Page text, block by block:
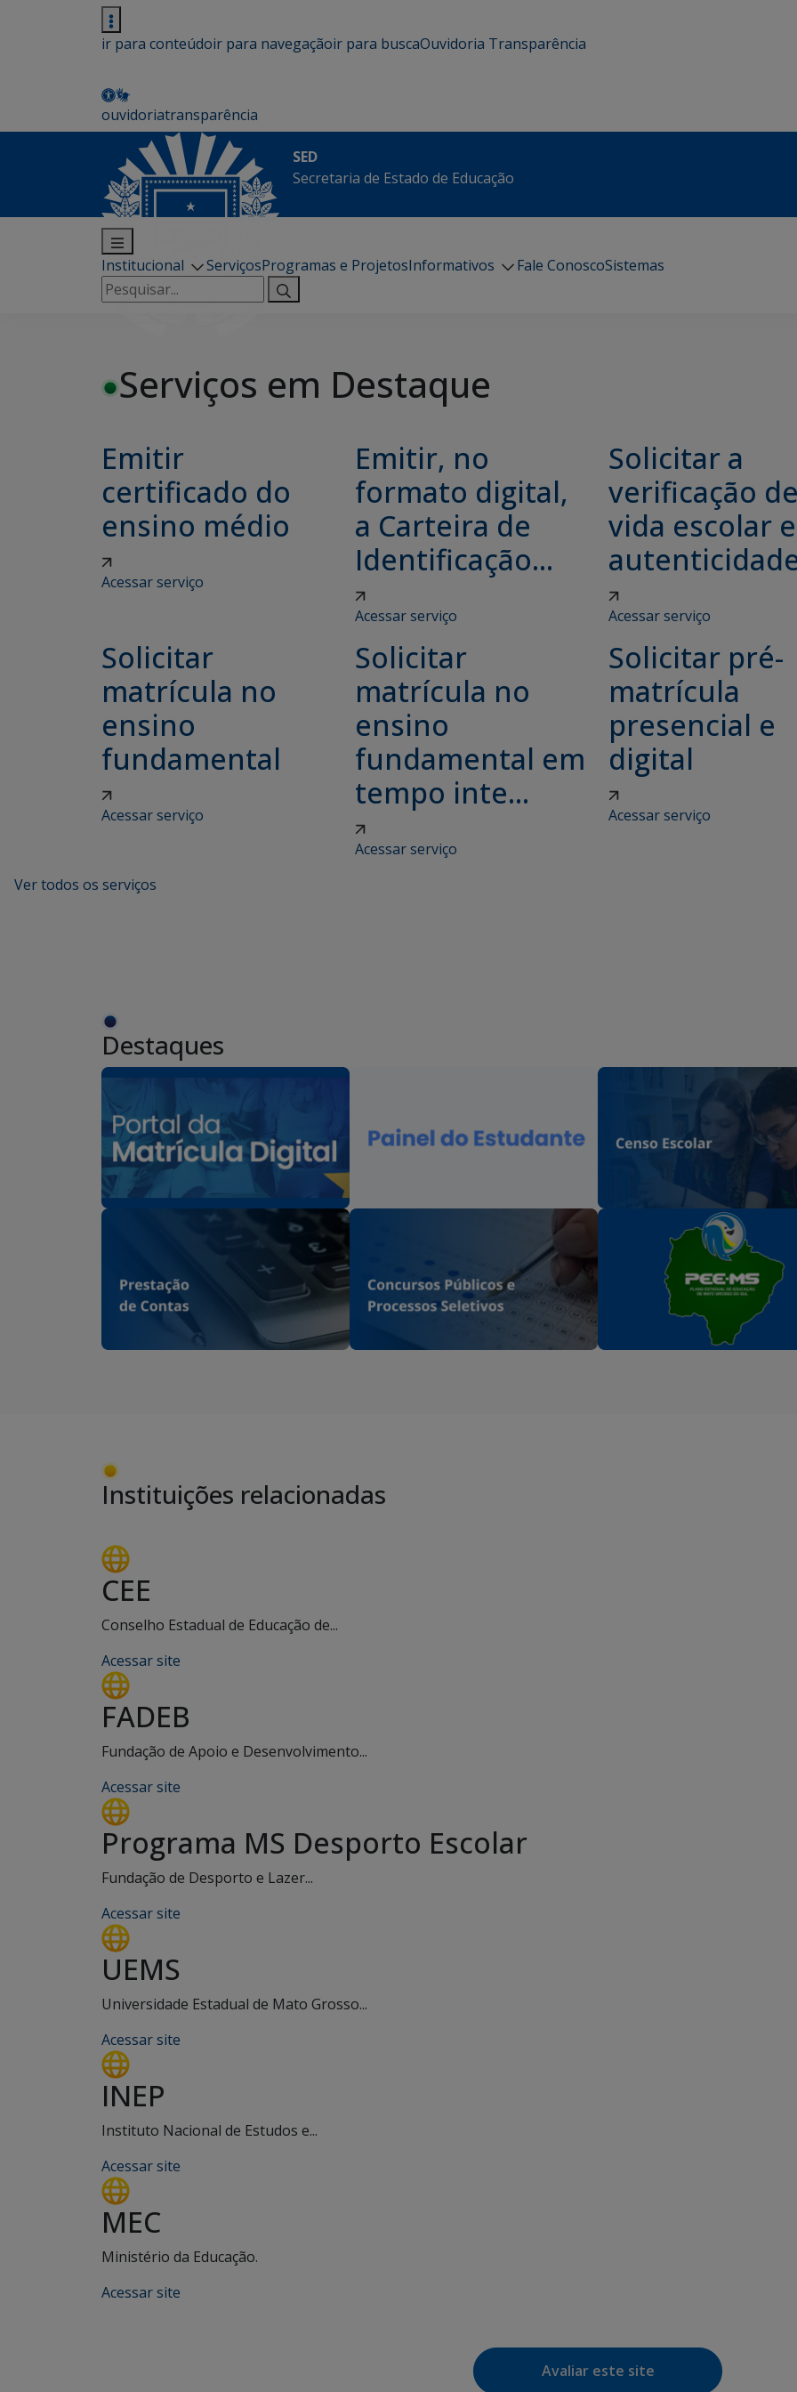
ir para conteúdoir para navegaçãoir para buscaOuvidoria Transparência
ouvidoriatransparência
SED
Secretaria de Estado de Educação
Institucional ServiçosProgramas e ProjetosInformativos Fale ConoscoSistemas
Pesquisar
por:
Serviços em Destaque
Emitir
certificado do
ensino médio
Acessar serviço
Emitir, no
formato digital,
a Carteira de
Identificação...
Acessar serviço
Solicitar a
verificação de
vida escolar e
Acessar serviço
Solicitar
matrícula no
ensino
fundamental
Acessar serviço
Solicitar
matrícula no
ensino
fundamental em
tempo inte...
Acessar serviço
Solicitar pré-
matrícula
presencial e
digital
Acessar serviço
Ver todos os serviços
Destaques
Instituições relacionadas
CEE
Conselho Estadual de Educação de...
Acessar site
FADEB
Fundação de Apoio e Desenvolvimento...
Acessar site
Programa MS Desporto Escolar
Fundação de Desporto e Lazer...
Acessar site
UEMS
Universidade Estadual de Mato Grosso...
Acessar site
INEP
Instituto Nacional de Estudos e...
Acessar site
MEC
Ministério da Educação.
Acessar site
Avaliar este site